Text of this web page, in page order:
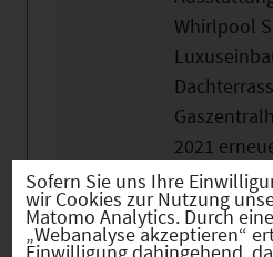
Whirlpool
2021
2.751 m²
ist
Sofern Sie uns Ihre
wir Cookies zur Nutzung
Matomo Analytics. Durch
„Webanalyse akzeptieren“